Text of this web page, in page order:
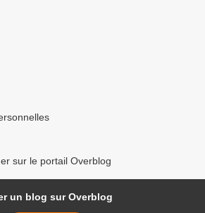
sur le portail Overblog
un blog sur Overblog